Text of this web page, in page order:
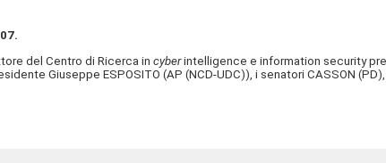
del Centro di Ricerca in cyberintelligence e information security
Giuseppe ESPOSITO (AP (NCD-UDC)), i senatori CASSON